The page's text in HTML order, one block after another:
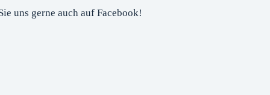
Foto
uns gerne auch auf Facebook!